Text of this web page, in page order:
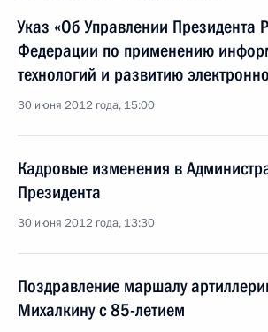
Указ «Об Управлении Президента
Федерации по применению
технологий и развитию
30 июня 2012 года, 15:00
Кадровые изменения в
Президента
30 июня 2012 года, 13:30
Поздравление маршалу
Михалкину с 85-летием